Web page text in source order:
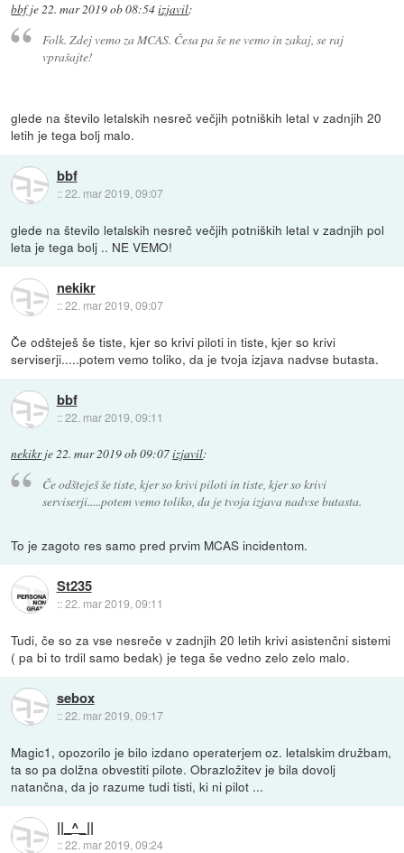
bbfje22. mar 2019 ob 08:54izjavil:
Folk. Zdej vemo za MCAS. Česa pa še ne vemo in zakaj, se raj
vprašajte!
glede na število letalskih nesreč večjih potniških letal v zadnjih 20
letih je tega bolj malo.
bbf
::22. mar 2019, 09:07
glede na število letalskih nesreč večjih potniških letal v zadnjih pol
leta je tega bolj .. NE VEMO!
nekikr
::22. mar 2019, 09:07
Če odšteješ še tiste, kjer so krivi piloti in tiste, kjer so krivi
serviserji.....potem vemo toliko, da je tvoja izjava nadvse butasta.
bbf
::22. mar 2019, 09:11
nekikrje22. mar 2019 ob 09:07izjavil:
Če odšteješ še tiste, kjer so krivi piloti in tiste, kjer so krivi
serviserji.....potem vemo toliko, da je tvoja izjava nadvse butasta.
To je zagoto res samo pred prvim MCAS incidentom.
St235
::22. mar 2019, 09:11
Tudi, če so za vse nesreče v zadnjih 20 letih krivi asistenčni sistemi
( pa bi to trdil samo bedak) je tega še vedno zelo zelo malo.
sebox
::22. mar 2019, 09:17
Magic1, opozorilo je bilo izdano operaterjem oz. letalskim družbam,
ta so pa dolžna obvestiti pilote. Obrazložitev je bila dovolj
natančna, da jo razume tudi tisti, ki ni pilot ...
||_^_||
::22. mar 2019, 09:24